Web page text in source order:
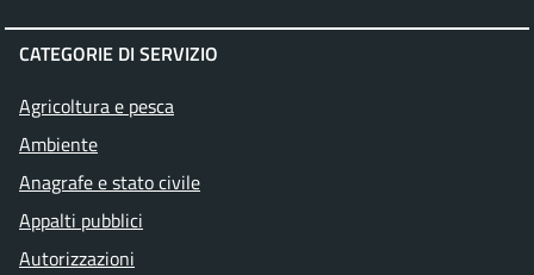
CATEGORIE DI SERVIZIO
Agricoltura e pesca
Ambiente
Anagrafe e stato civile
Appalti pubblici
Autorizzazioni